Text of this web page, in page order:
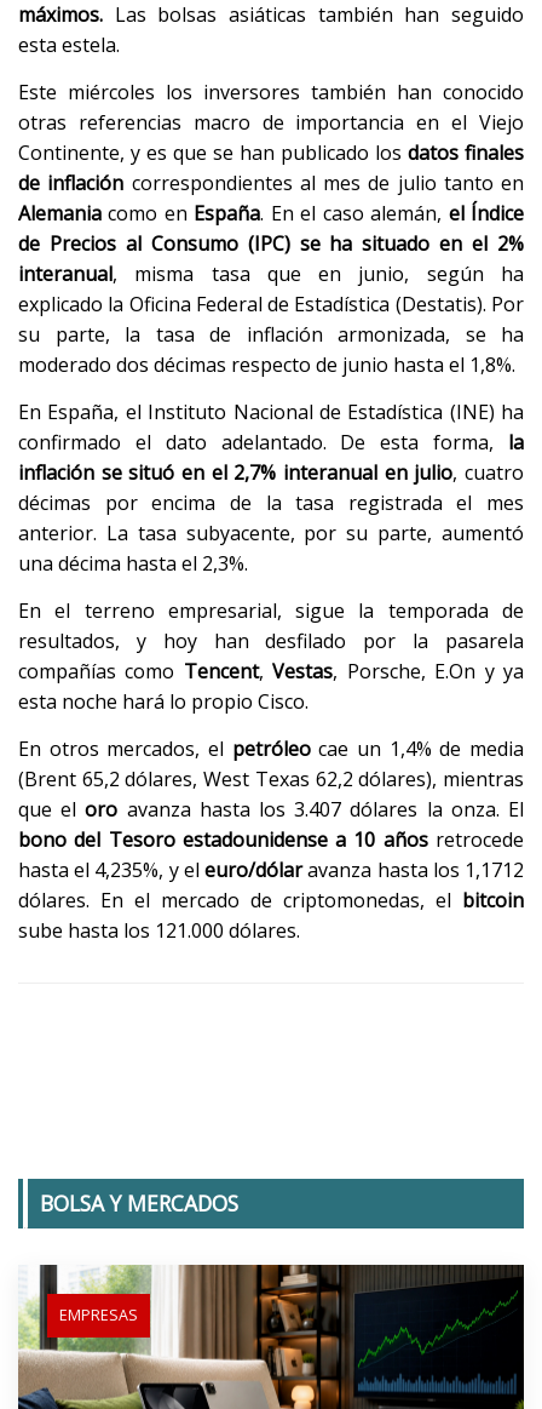
máximos. Las bolsas asiáticas también han seguido
esta estela.
Este miércoles los inversores también han conocido
otras referencias macro de importancia en el Viejo
Continente, y es que se han publicado los datos finales
de inflación correspondientes al mes de julio tanto en
Alemania como en España. En el caso alemán, el Índice
de Precios al Consumo (IPC) se ha situado en el 2%
interanual, misma tasa que en junio, según ha
explicado la Oficina Federal de Estadística (Destatis). Por
su parte, la tasa de inflación armonizada, se ha
moderado dos décimas respecto de junio hasta el 1,8%.
En España, el Instituto Nacional de Estadística (INE) ha
confirmado el dato adelantado. De esta forma, la
inflación se situó en el 2,7% interanual en julio, cuatro
décimas por encima de la tasa registrada el mes
anterior. La tasa subyacente, por su parte, aumentó
una décima hasta el 2,3%.
En el terreno empresarial, sigue la temporada de
resultados, y hoy han desfilado por la pasarela
compañías como Tencent,Vestas, Porsche, E.On y ya
esta noche hará lo propio Cisco.
En otros mercados, el petróleocae un 1,4% de media
(Brent 65,2 dólares, West Texas 62,2 dólares), mientras
que eloro avanza hasta los 3.407 dólares la onza. El
bono del Tesoro estadounidense a 10 añosretrocede
hasta el 4,235%, y eleuro/dólaravanza hasta los 1,1712
dólares. En el mercado de criptomonedas, el bitcoin
sube hasta los 121.000 dólares.
BOLSA Y MERCADOS
EMPRESAS